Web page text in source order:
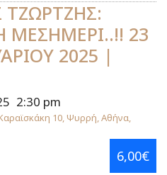
ΤΖΩΡΤΖΗΣ:
ΜΕΣΗΜΕΡΙ..!! 23
2025 |
2:30 pm
10, Ψυρρή, Αθήνα,
6,00€